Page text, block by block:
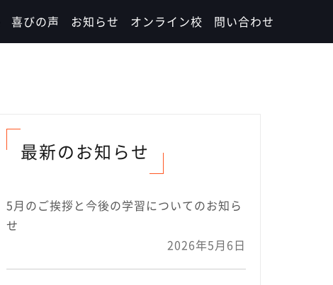
喜びの声 お知らせ オンライン校 問い合わせ
最新のお知らせ
5月のご挨拶と今後の学習についてのお知ら
せ
2026年5月6日